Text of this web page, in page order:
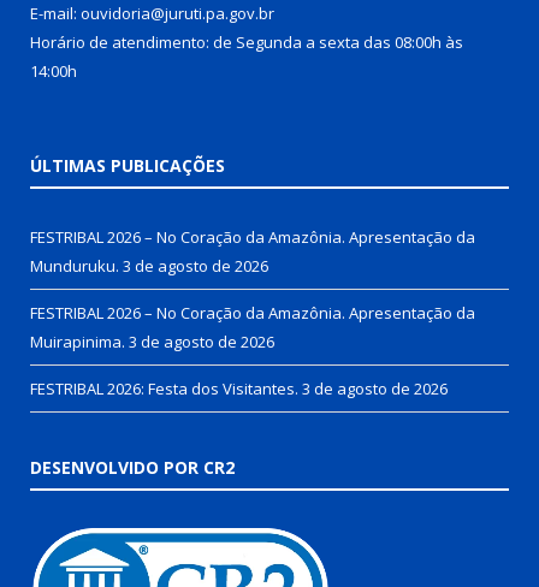
E-mail: ouvidoria@juruti.pa.gov.br
Horário de atendimento: de Segunda a sexta das 08:00h às
14:00h
ÚLTIMAS PUBLICAÇÕES
FESTRIBAL 2026 – No Coração da Amazônia. Apresentação da
Munduruku. 3 de agosto de 2026
FESTRIBAL 2026 – No Coração da Amazônia. Apresentação da
Muirapinima. 3 de agosto de 2026
FESTRIBAL 2026: Festa dos Visitantes. 3 de agosto de 2026
DESENVOLVIDO POR CR2